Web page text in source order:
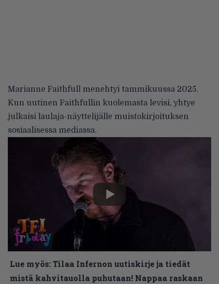
Marianne Faithfull menehtyi tammikuussa 2025.
Kun uutinen Faithfullin kuolemasta levisi, yhtye
julkaisi laulaja-näyttelijälle muistokirjoituksen
sosiaalisessa mediassa.
Lue myös:Tilaa Infernon uutiskirje ja tiedät
mistä kahvitauolla puhutaan! Nappaa raskaan